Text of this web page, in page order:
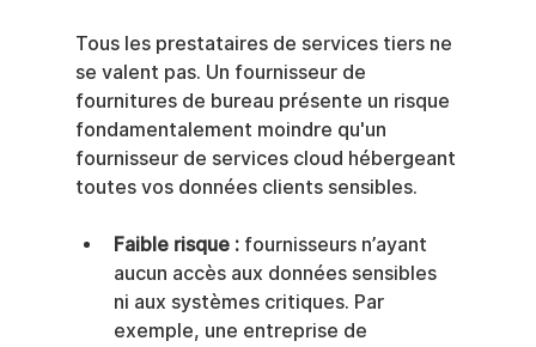
Tous les prestataires de services tiers ne
se valent pas. Un fournisseur de
fournitures de bureau présente un risque
fondamentalement moindre qu'un
fournisseur de services cloud hébergeant
toutes vos données clients sensibles.
Faible risque : fournisseurs n’ayant
aucun accès aux données sensibles
ni aux systèmes critiques. Par
exemple, une entreprise de